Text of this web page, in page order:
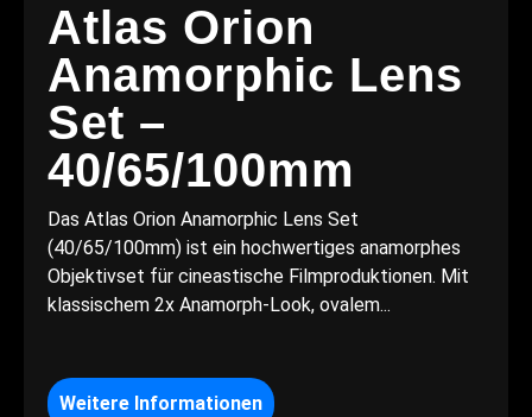
Atlas Orion
Anamorphic Lens
Set –
40/65/100mm
Das Atlas Orion Anamorphic Lens Set
(40/65/100mm) ist ein hochwertiges anamorphes
Objektivset für cineastische Filmproduktionen. Mit
klassischem 2x Anamorph-Look, ovalem...
Weitere Informationen